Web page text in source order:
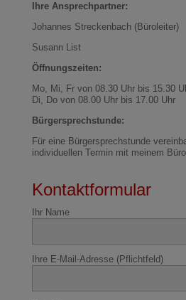
Ihre Ansprechpartner:
Johannes Streckenbach (Büroleiter)
Susann List
Öffnungszeiten:
Mo, Mi, Fr von 08.30 Uhr bis 15.30
Di, Do von 08.00 Uhr bis 17.00 Uhr
Bürgersprechstunde:
Für eine Bürgersprechstunde
individuellen Termin mit meinem
Kontaktformular
Ihr Name
Ihre E-Mail-Adresse (Pflichtfeld)